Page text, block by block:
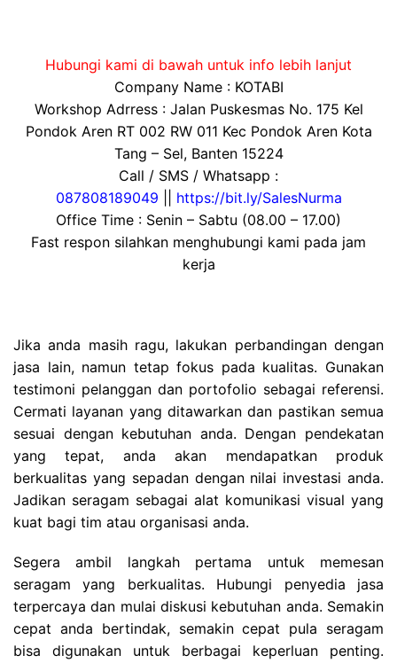
Hubungi kami di bawah untuk info lebih lanjut
Company Name : KOTABI
Workshop Adrress : Jalan Puskesmas No. 175 Kel
Pondok Aren RT 002 RW 011 Kec Pondok Aren Kota
Tang – Sel, Banten 15224
Call / SMS / Whatsapp :
087808189049
https://bit.ly/SalesNurma
Office Time : Senin – Sabtu (08.00 – 17.00)
Fast respon silahkan menghubungi kami pada jam
kerja
Jika anda masih ragu, lakukan perbandingan dengan
jasa lain, namun tetap fokus pada kualitas. Gunakan
testimoni pelanggan dan portofolio sebagai referensi.
Cermati layanan yang ditawarkan dan pastikan semua
sesuai dengan kebutuhan anda. Dengan pendekatan
yang tepat, anda akan mendapatkan produk
berkualitas yang sepadan dengan nilai investasi anda.
Jadikan seragam sebagai alat komunikasi visual yang
kuat bagi tim atau organisasi anda.
Segera ambil langkah pertama untuk memesan
seragam yang berkualitas. Hubungi penyedia jasa
terpercaya dan mulai diskusi kebutuhan anda. Semakin
cepat anda bertindak, semakin cepat pula seragam
bisa digunakan untuk berbagai keperluan penting.